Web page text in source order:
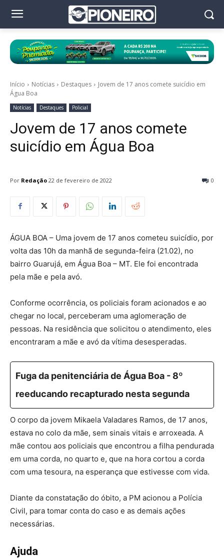
Início Notícias Destaques
Jovem de 17 anos comete suicídio em
Água Boa
Notícias Destaques Policial
Jovem de 17 anos comete
suicídio em Água Boa
Por Redação 0
22 de fevereiro de 2022
ÁGUA BOA – Uma jovem de 17 anos cometeu suicídio, por
volta das 10h da manhã de segunda-feira (21.02), no
bairro Guarujá, em Água Boa – MT. Ele foi encontrada
pela mãe e pela avó.
Conforme ocorrência, os policiais foram acionados e ao
chegar no local, perceberam uma aglomeração de
pessoas. Na residência que solicitou o atendimento, eles
encontraram a mãe e avó da vítima desesperadas.
Fuga da penitenciária de Água Boa - 8º
reeducando recapturado nesta segunda
O corpo da jovem Mikaela Valadares Ramos, de 17 anos,
estava no colo da mãe, sem sinais vitais e arroxeada. A
mãe contou aos policiais que encontrou a filha pendurada
em uma corda, no quarto e, que na hora cortou a corda
com uma tesoura, na esperança que estivesse com vida.
Diante da constatação do óbito, a PM acionou a Polícia
Civil, para tomar conta do caso e as demais ações
necessárias.
Ajuda